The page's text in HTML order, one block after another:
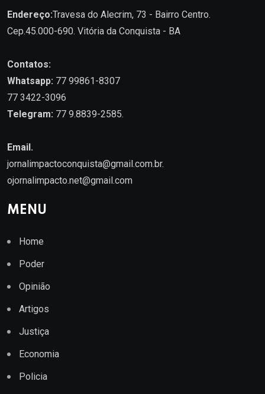
Endereço:Travesa do Alecrim, 73 - Bairro Centro.
Cep.45.000-690. Vitória da Conquista - BA
Contatos:
Whatsapp: 77 99861-8307
77 3422-3096
Telegram: 77 9.8839-2585.
Email.
jornalimpactoconquista@gmail.com.br.
ojornalimpacto.net@gmail.com
MENU
Home
Poder
Opinião
Artigos
Justiça
Economia
Policia